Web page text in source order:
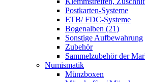
Postkarten-Systeme
ETB/ FDC-Systeme
Bogenalben (21)
Sonstige Aufbewahrung
Zubehör
Sammelzubehör der
Numismatik
Münzboxen